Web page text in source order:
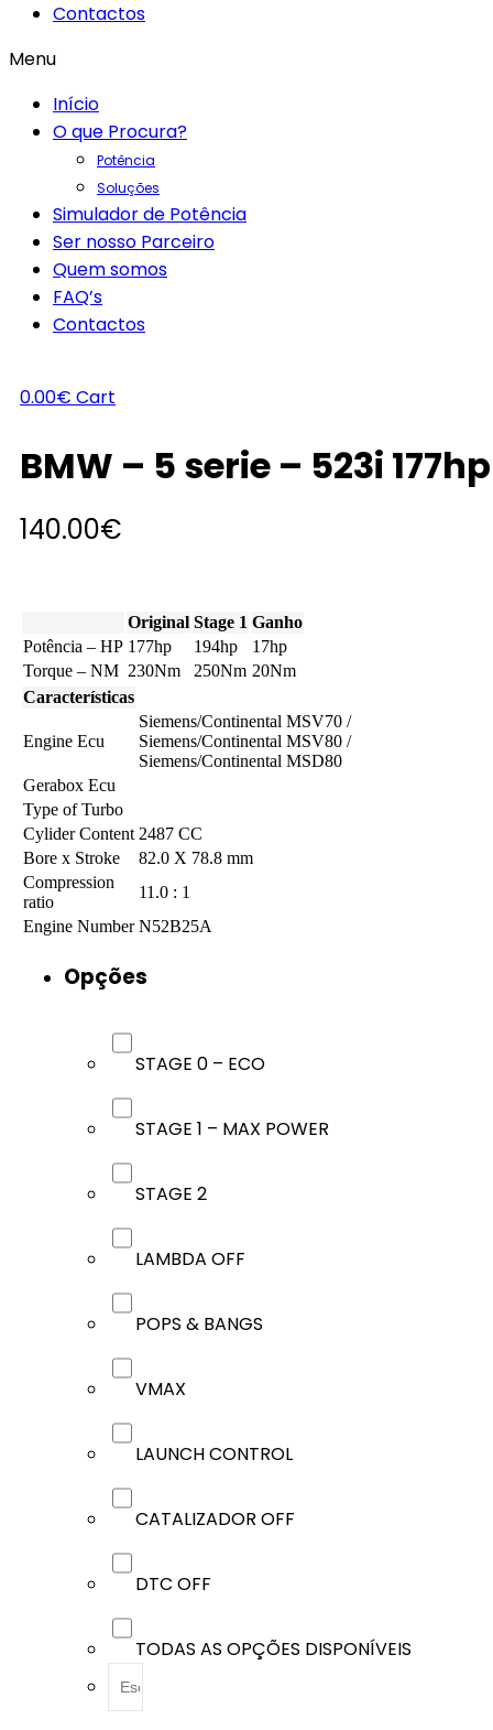
Contactos
Menu
Início
O que Procura?
Potência
Soluções
Simulador de Potência
Ser nosso Parceiro
Quem somos
FAQ’s
Contactos
0.00€ Cart
BMW – 5 serie – 523i 177hp
140.00€
Original Stage 1 Ganho
Potência – HP 177hp 194hp
17hp
Torque – NM 230Nm 250Nm 20Nm
Características
Engine Ecu
Siemens/Continental MSV70 /
Siemens/Continental MSV80 /
Siemens/Continental MSD80
Gerabox Ecu
Type of Turbo
Cylider Content 2487 CC
Bore x Stroke
82.0 X 78.8 mm
Compression
ratio
11.0 : 1
Engine Number N52B25A
Opções
STAGE 0 – ECO
STAGE 1 – MAX POWER
STAGE 2
LAMBDA OFF
POPS & BANGS
VMAX
LAUNCH CONTROL
CATALIZADOR OFF
DTC OFF
TODAS AS OPÇÕES DISPONÍVEIS